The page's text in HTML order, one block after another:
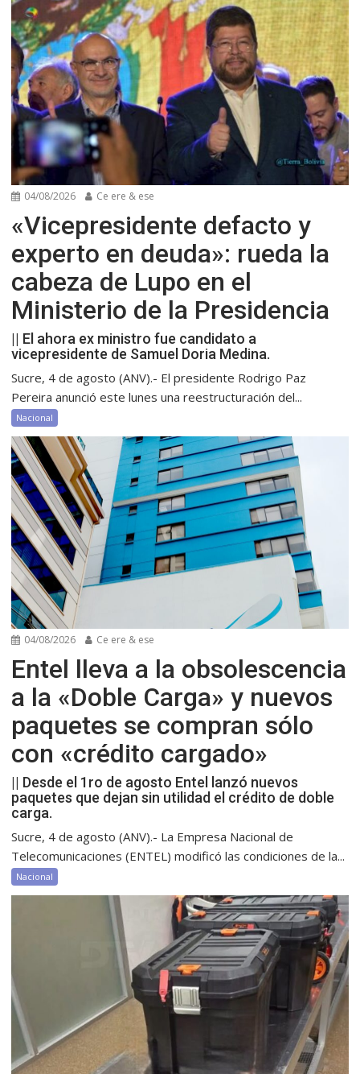
04/08/2026 Ce ere & ese
«Vicepresidente defacto y
experto en deuda»: rueda la
cabeza de Lupo en el
Ministerio de la Presidencia
|| El ahora ex ministro fue candidato a
vicepresidente de Samuel Doria Medina.
Sucre, 4 de agosto (ANV).- El presidente Rodrigo Paz
Pereira anunció este lunes una reestructuración del...
Nacional
04/08/2026 Ce ere & ese
Entel lleva a la obsolescencia
a la «Doble Carga» y nuevos
paquetes se compran sólo
con «crédito cargado»
|| Desde el 1ro de agosto Entel lanzó nuevos
paquetes que dejan sin utilidad el crédito de doble
carga.
Sucre, 4 de agosto (ANV).- La Empresa Nacional de
Telecomunicaciones (ENTEL) modificó las condiciones de la...
Nacional